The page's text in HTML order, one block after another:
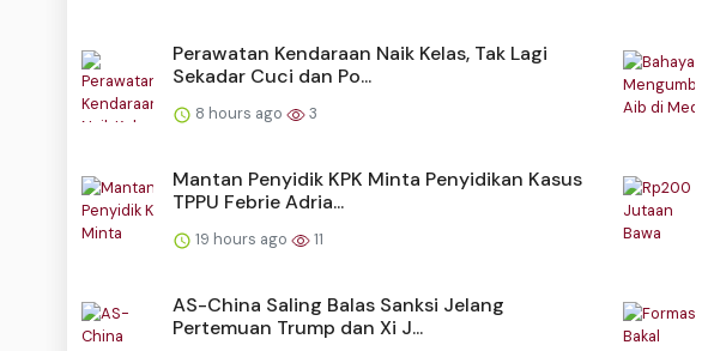
Perawatan Kendaraan Naik Kelas, Tak Lagi
Sekadar Cuci dan Po...
8 hours ago 3
Mantan Penyidik KPK Minta Penyidikan Kasus
TPPU Febrie Adria...
19 hours ago 11
AS-China Saling Balas Sanksi Jelang
Pertemuan Trump dan Xi J...